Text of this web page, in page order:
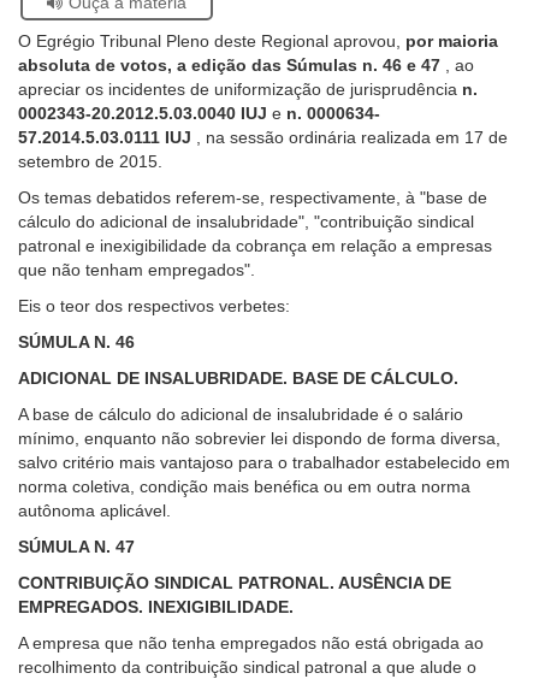
estiver
usando
leitor
de
tela,
ignore
este
botão.
Ele
um
recurso
de
acessibilidade
pessoas
com
baixa
visão.
O Egrégio Tribunal Pleno deste Regional aprovou, por maioria
absoluta de votos, a edição das Súmulas n. 46 e 47
, ao
apreciar os incidentes de uniformização de jurisprudência n.
0002343-20.2012.5.03.0040 IUJ e n. 0000634-
57.2014.5.03.0111 IUJ
, na sessão ordinária realizada em 17 de
setembro de 2015.
Os temas debatidos referem-se, respectivamente, à "base de
cálculo do adicional de insalubridade", "contribuição sindical
patronal e inexigibilidade da cobrança em relação a empresas
que não tenham empregados".
Eis o teor dos respectivos verbetes:
SÚMULA N. 46
ADICIONAL DE INSALUBRIDADE. BASE DE CÁLCULO.
A base de cálculo do adicional de insalubridade é o salário
mínimo, enquanto não sobrevier lei dispondo de forma diversa,
salvo critério mais vantajoso para o trabalhador estabelecido em
norma coletiva, condição mais benéfica ou em outra norma
autônoma aplicável.
SÚMULA N. 47
CONTRIBUIÇÃO SINDICAL PATRONAL. AUSÊNCIA DE
EMPREGADOS. INEXIGIBILIDADE.
A empresa que não tenha empregados não está obrigada ao
recolhimento da contribuição sindical patronal a que alude o